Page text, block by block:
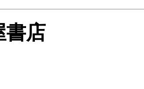
書店